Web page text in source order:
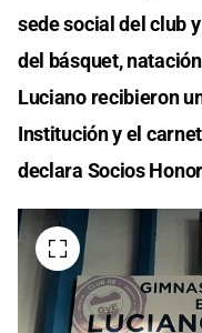
sede social del club
del básquet,
Luciano recibieron
Institución y el
declara Socios